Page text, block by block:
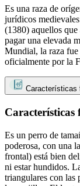
Es una raza de
jurídicos
(1380) aquellos que
pagar una elevada
Mundial, la raza
oficialmente por la
Características
Características
Es un perro de
poderosa, con una
frontal) está bien
ni estar hundidos.
triangulares con las